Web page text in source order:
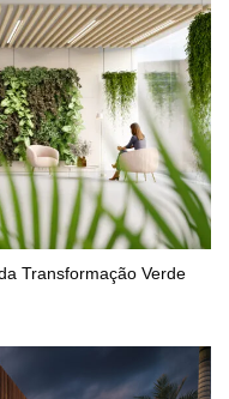
Transformação Verde